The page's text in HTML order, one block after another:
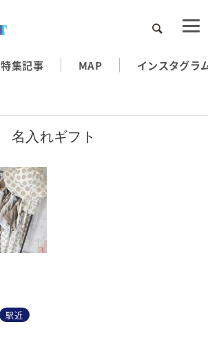
検索
特集記事 MAP インスタグラ
名入れギフト
駅近